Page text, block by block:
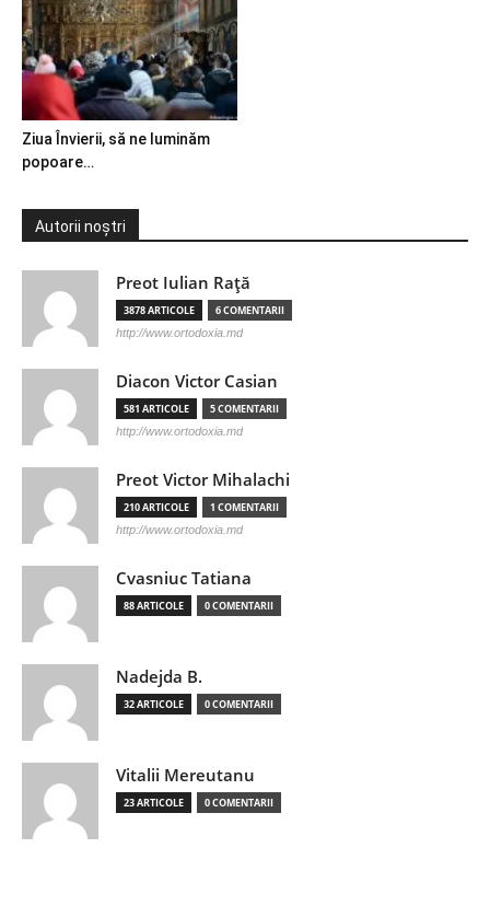
Ziua Învierii, să ne luminăm
popoare…
Autorii noștri
Preot Iulian Raţă
3878 ARTICOLE 6 COMENTARII
http://www.ortodoxia.md
Diacon Victor Casian
581 ARTICOLE 5 COMENTARII
http://www.ortodoxia.md
Preot Victor Mihalachi
210 ARTICOLE 1 COMENTARII
http://www.ortodoxia.md
Cvasniuc Tatiana
88 ARTICOLE 0 COMENTARII
Nadejda B.
32 ARTICOLE 0 COMENTARII
Vitalii Mereutanu
23 ARTICOLE 0 COMENTARII